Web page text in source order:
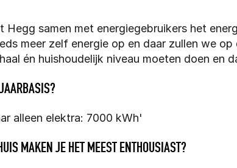
Hegg samen met energiegebruikers het
meer zelf energie op en daar zullen we op
én huishoudelijk niveau moeten doen en
alleen elektra: 7000 kWh'
MAKEN JE HET MEEST ENTHOUSIAST?